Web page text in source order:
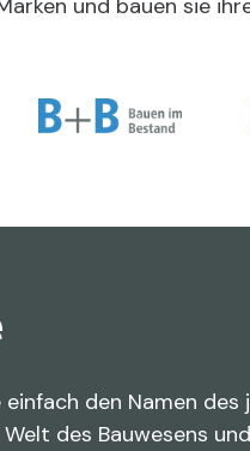
und bauen sie
den Namen des
des Bauwesens und